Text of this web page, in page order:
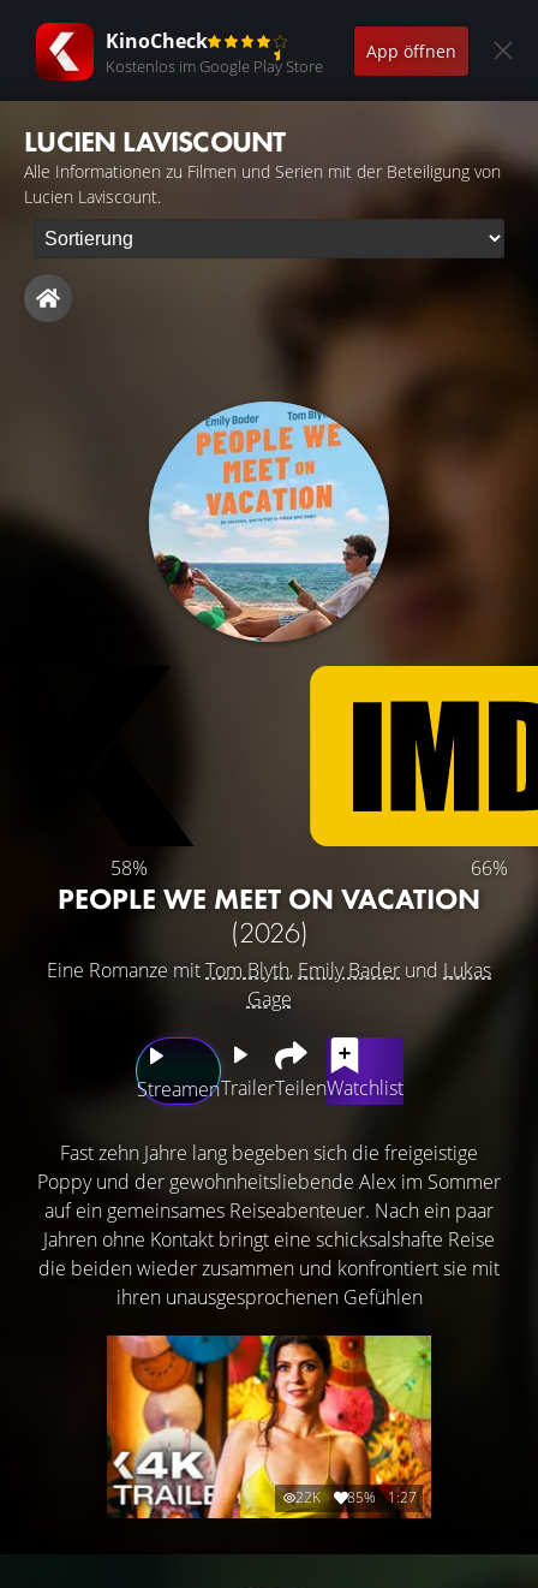
KinoCheck
Kostenlos im Google Play Store
App öffnen
LUCIEN LAVISCOUNT
Alle Informationen zu Filmen und Serien mit der Beteiligung von
Lucien Laviscount.
58% 66%
PEOPLE WE MEET ON VACATION
(2026)
Eine Romanze mitTom Blyth, Emily Bader und Lukas
Gage
StreamenTrailerTeilenWatchlist
Fast zehn Jahre lang begeben sich die freigeistige
Poppy und der gewohnheitsliebende Alex im Sommer
auf ein gemeinsames Reiseabenteuer. Nach ein paar
Jahren ohne Kontakt bringt eine schicksalshafte Reise
die beiden wieder zusammen und konfrontiert sie mit
ihren unausgesprochenen Gefühlen
22K 85% 1:27